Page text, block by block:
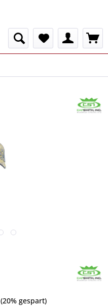
(20% gespart)